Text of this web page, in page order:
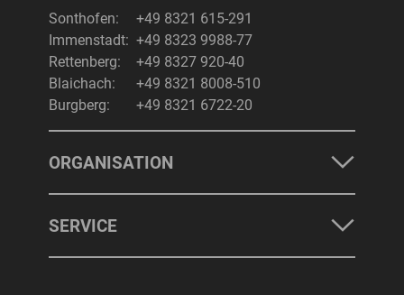
Sonthofen:
+49 8321 615-291
Immenstadt: +49 8323 9988-77
Rettenberg:
+49 8327 920-40
Blaichach:
+49 8321 8008-510
Burgberg:
+49 8321 6722-20
ORGANISATION
SERVICE